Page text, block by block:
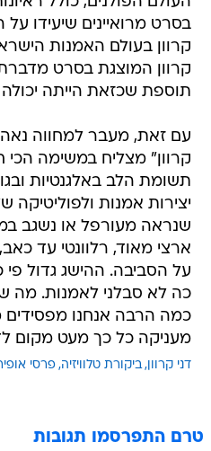
בסרט מרואיינים שיעידו
קרוון בעולם האמנות
קרוון המוצגת בסרט
תוספת שכזאת הייתה
עם זאת, מעבר למחווה נאה
קרוון" מצליח במשימה
תשומת הלב באלגנטיות
יצירות אמנות
שנראה מעורפל או נשגב
ארצי מאוד, רלוונטי עד
על הסביבה. ההישג גדול פי
כה לא סבלני לאמנות. מה
כמה הרבה אנחנו
מעניקה כל כך מעט מקום
דני קרוון ביקורת טלוויזיה פרסי
טרם התפרסמו תגובות